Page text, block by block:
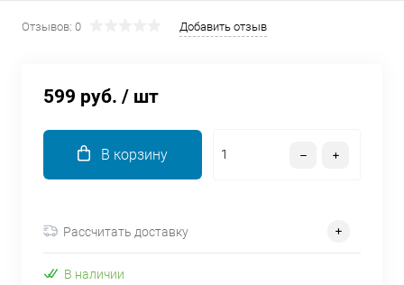
Отзывов: 0 Добавить отзыв
599 руб. / шт
В корзину
Рассчитать доставку
В наличии
выбранный способом
списываться
по25 %каждые 2 недели